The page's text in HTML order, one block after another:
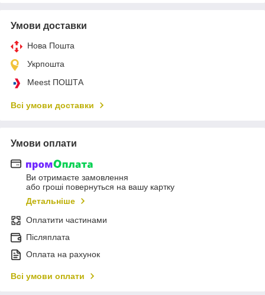
Умови доставки
Нова Пошта
Укрпошта
Meest ПОШТА
Всі умови доставки
Умови оплати
Ви отримаєте замовлення
або гроші повернуться на вашу картку
Детальніше
Оплатити частинами
Післяплата
Оплата на рахунок
Всі умови оплати